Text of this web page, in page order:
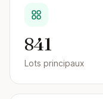
841
Lots principaux